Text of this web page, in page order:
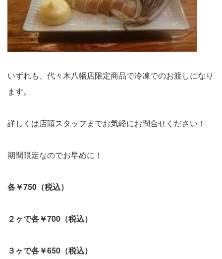
いずれも、代々木八幡店限定商品で冷凍でのお渡しになり
ます。
詳しくは店頭スタッフまでお気軽にお問合せください！
期間限定なのでお早めに！
各￥750（税込）
２ヶで各￥700（税込）
３ヶで各￥650（税込）